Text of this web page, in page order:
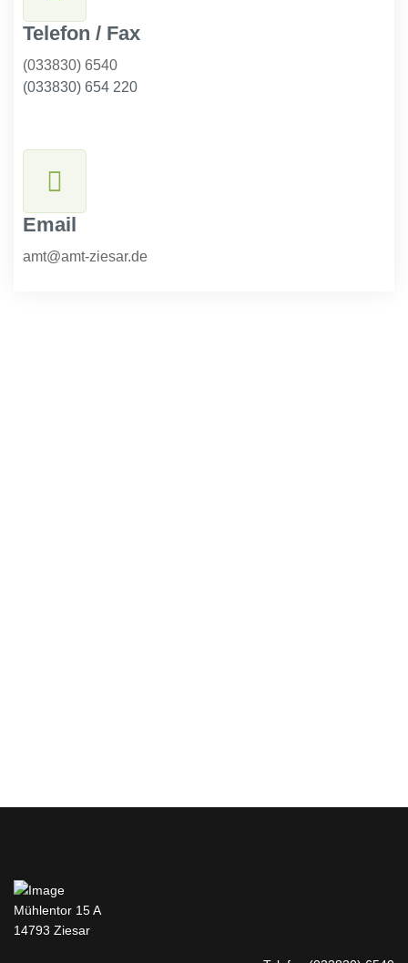
Telefon / Fax
(033830) 6540
(033830) 654 220
Email
amt@amt-ziesar.de
Mühlentor 15 A
14793 Ziesar